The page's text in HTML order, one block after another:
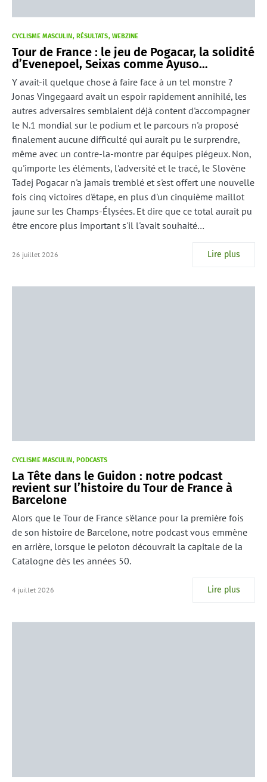
CYCLISME MASCULIN RÉSULTATS WEBZINE
Tour de France : le jeu de Pogacar, la solidité
d’Evenepoel, Seixas comme Ayuso…
Y avait-il quelque chose à faire face à un tel monstre ?
Jonas Vingegaard avait un espoir rapidement annihilé, les
autres adversaires semblaient déjà content d'accompagner
le N.1 mondial sur le podium et le parcours n'a proposé
finalement aucune difficulté qui aurait pu le surprendre,
même avec un contre-la-montre par équipes piégeux. Non,
qu'importe les éléments, l'adversité et le tracé, le Slovène
Tadej Pogacar n'a jamais tremblé et s'est offert une nouvelle
fois cinq victoires d'étape, en plus d'un cinquième maillot
jaune sur les Champs-Élysées. Et dire que ce total aurait pu
être encore plus important s'il l'avait souhaité…
26 juillet 2026 Lire plus
CYCLISME MASCULIN PODCASTS
La Tête dans le Guidon : notre podcast
revient sur l’histoire du Tour de France à
Barcelone
Alors que le Tour de France s'élance pour la première fois
de son histoire de Barcelone, notre podcast vous emmène
en arrière, lorsque le peloton découvrait la capitale de la
Catalogne dès les années 50.
4 juillet 2026 Lire plus